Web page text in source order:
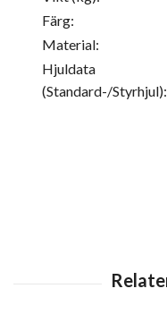
Färg:
Material:
Hjuldata
(Standard-/Styrhjul):